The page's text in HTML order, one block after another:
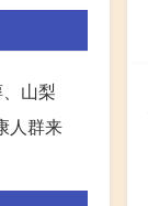
山梨
人群来